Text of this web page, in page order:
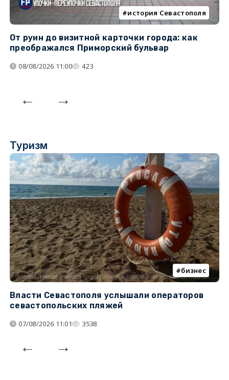
история Севастополя
От руин до визитной карточки города: как
преображался Приморский бульвар
08/08/2026 11:00 423
Туризм
бизнес
Власти Севастополя услышали операторов
севастопольских пляжей
07/08/2026 11:01 3538